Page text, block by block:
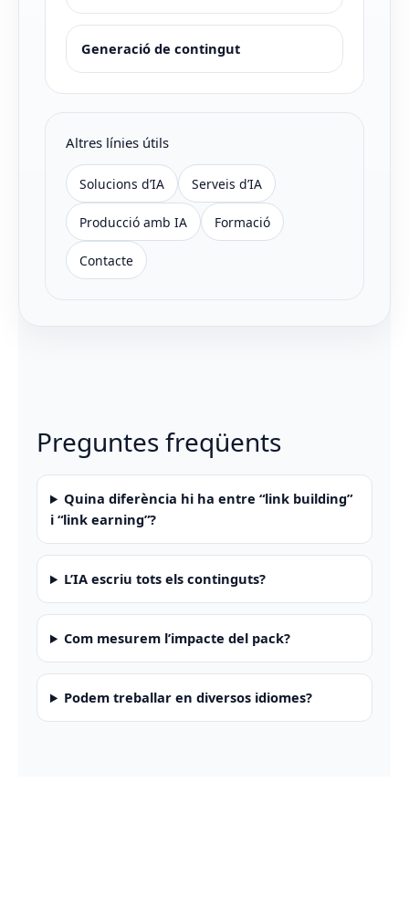
Generació de contingut
Altres línies útils
Solucions d’IA Serveis d’IA
Producció amb IA Formació
Contacte
Preguntes freqüents
Quina diferència hi ha entre “link building”
i “link earning”?
L’IA escriu tots els continguts?
Com mesurem l’impacte del pack?
Podem treballar en diversos idiomes?